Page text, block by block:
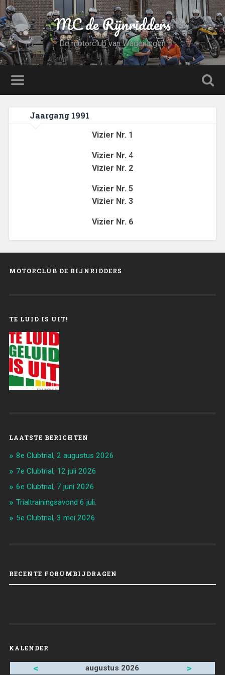
MC de Rijnridders
De motorclub van Wageningen
Jaargang 1991
Vizier Nr. 1
Vizier Nr. 4
Vizier Nr. 2
Vizier Nr. 5
Vizier Nr. 3
Vizier Nr. 6
MOTORCLUB DE RIJNRIDDERS
TE LUID IS UIT!
LAATSTE BERICHTEN
8e Clubtrial, 2 augustus 2026
7e Clubtrial, 12 juli 2026
6e Clubtrial, 7 juni 2026
Trialtrainingsavond 6 juli.
5e Clubtrial, 3 mei 2026
RECENTE FORUMBIJDRAGEN
KALENDER
< augustus 2026 >